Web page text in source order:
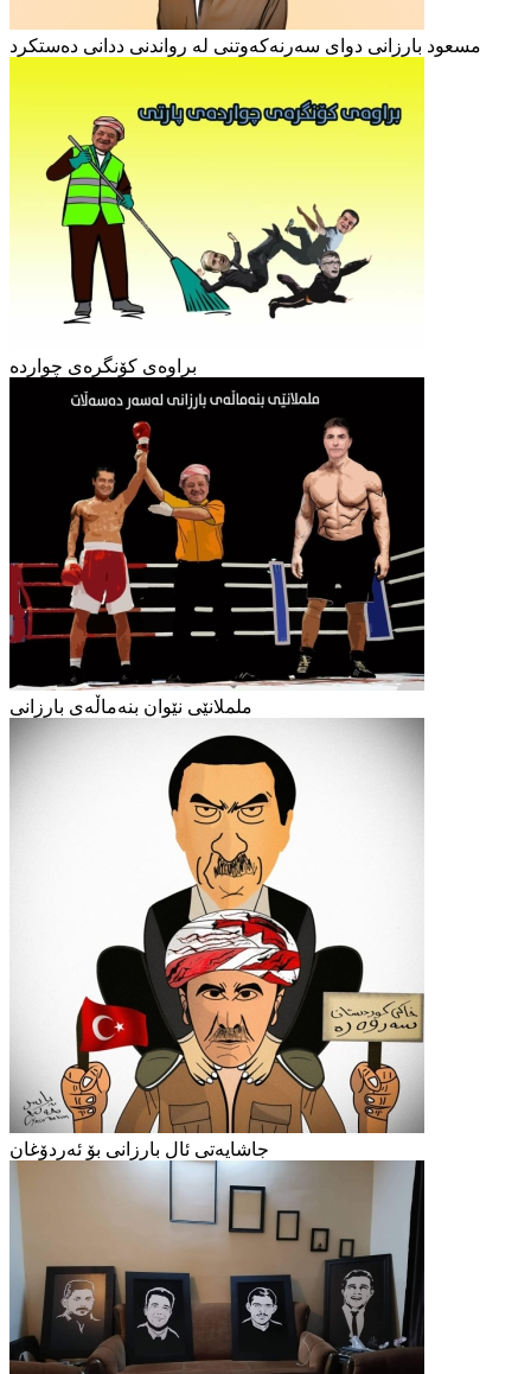
مسعود بارزانی دوای سەرنەکەوتنی لە رواندنی ددانی دەستکرد
براوەی کۆنگرەی چواردە
ململانێی نێوان بنەماڵەی بارزانی
جاشایەتی ئال بارزانی بۆ ئەردۆغان